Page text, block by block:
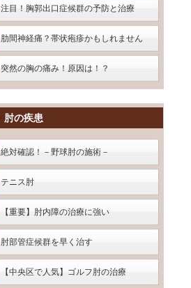
注目！胸郭出口症候群の予防と治療
肋間神経痛？帯状疱疹かもしれません
突然の胸の痛み！原因は！？
肘の疾患
絶対確認！－野球肘の施術－
テニス肘
【重要】肘内障の治療に強い
肘部管症候群を早く治す
【中央区で人気】ゴルフ肘の治療